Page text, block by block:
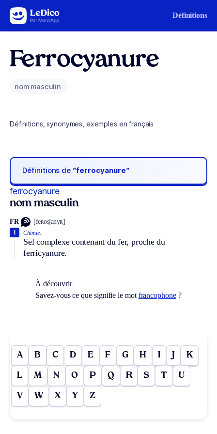
Aller au contenu Définitions
Ferrocyanure
nom masculin
Définitions, synonymes, exemples en français
Définitions de “ferrocyanure“
ferrocyanure
nom masculin
FR [feʀosjanyʀ]
Chimie.
Sel complexe contenant du fer, proche du
ferricyanure.
1
À découvrir
Savez-vous ce que signifie le mot francophone?
A B C D E F G H I J K
L M N O P Q R S T U
V W X Y Z